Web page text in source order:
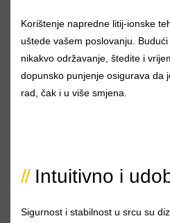
Korištenje napredne litij-ionske
uštede vašem poslovanju.
nikakvo održavanje, štedite i
dopunsko punjenje osigurava da
rad, čak i u više smjena.
Intuitivno i
Sigurnost i stabilnost u srcu su